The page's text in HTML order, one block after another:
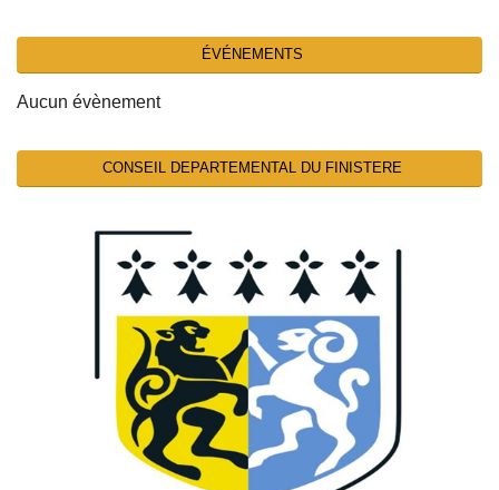
ÉVÉNEMENTS
Aucun évènement
CONSEIL DEPARTEMENTAL DU FINISTERE